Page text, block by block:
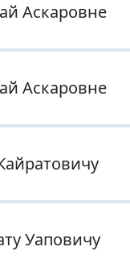
Аскаровне
Аскаровне
Уаповичу